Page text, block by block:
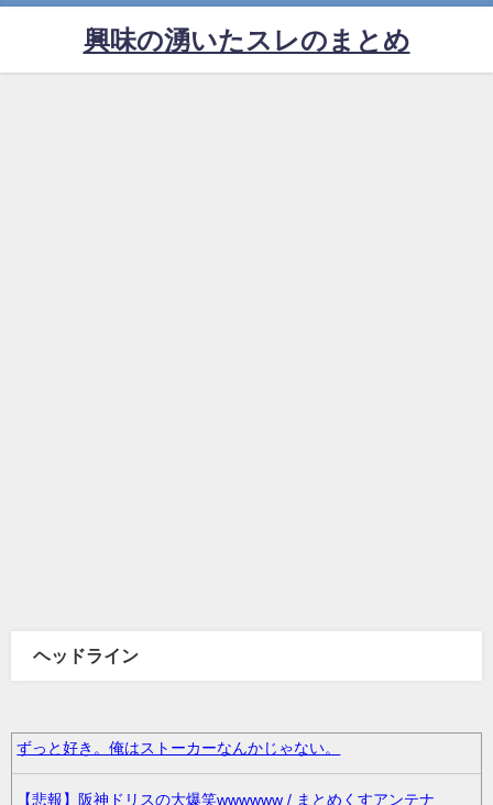
興味の湧いたスレのまとめ
ヘッドライン
ずっと好き。俺はストーカーなんかじゃない。
【悲報】阪神ドリスの大爆笑wwwwww / まとめくすアンテナ